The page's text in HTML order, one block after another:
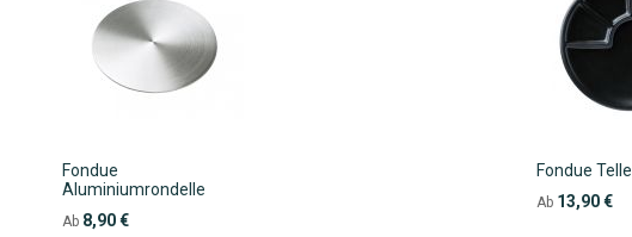
Fondue
Aluminiumrondelle
Ab 8,90 €
Fondue
Ab 13,90 €